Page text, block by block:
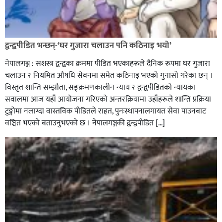
द्वन्द्वपीडित भन्छन्-‘घर गुजारा चलाउन पनि कठिनाइ भयो’
नेपालगञ्ज : सशस्त्र द्वन्द्वका क्रममा पीडित भएकाहरूले दैनिक रूपमा घर गुजारा
चलाउन र नियमित औषधि सेवनमा समेत कठिनाइ भएको गुनासो गरेका छन् ।
विस्तृत शान्ति सम्झौता, सङ्क्रमणकालीन न्याय र द्वन्द्वपीडितको न्यायका
सवालमा आज यहाँ आयोजना गरिएको अन्तरक्रियामा उहाँहरूले शान्ति प्रक्रिया
टुङ्गोमा नलाग्दा वास्तविक पीडितले राहत, पुनःस्थापनालगायत सेवा पाउनबाट
वञ्चित भएको बताउनुभएको छ । नेपालगञ्जकी द्वन्द्वपीडित […]